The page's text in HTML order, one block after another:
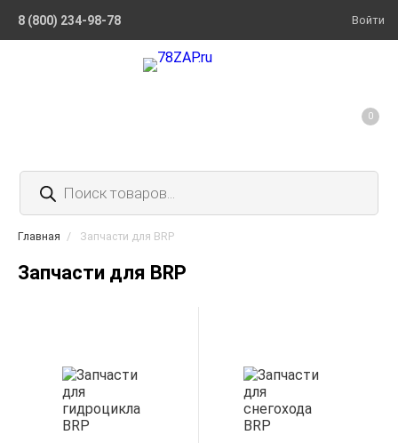
8 (800) 234-98-78 Войти
Поиск
товаров
0
Главная / Запчасти для BRP
Запчасти для BRP